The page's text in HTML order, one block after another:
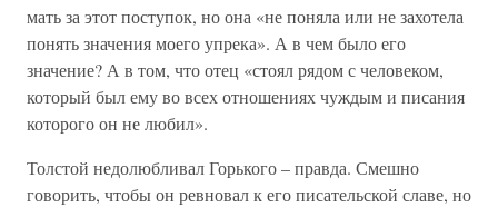
мать за этот поступок, но она «не поняла или не захотела
понять значения моего упрека». А в чем было его
значение? А в том, что отец «стоял рядом с человеком,
который был ему во всех отношениях чуждым и писания
которого он не любил».
Толстой недолюбливал Горького – правда. Смешно
говорить, чтобы он ревновал к его писательской славе, но